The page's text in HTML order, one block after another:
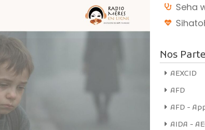
Seha
Nos
AEXCID
AFD
AFD -
AIDA -
NOUS CONNAÎTRE ?
Bienvenue sur Radio mères en ligne, la plateforme de
podcasts de 100% mamans, l’association marocaine
des mères célibataires et leurs enfants, des
professionnelles du sexe et des femmes migrantes.
Les émissions réalisées par un comité de bénéficiaires
de l’association, visent à protéger et promouvoir les